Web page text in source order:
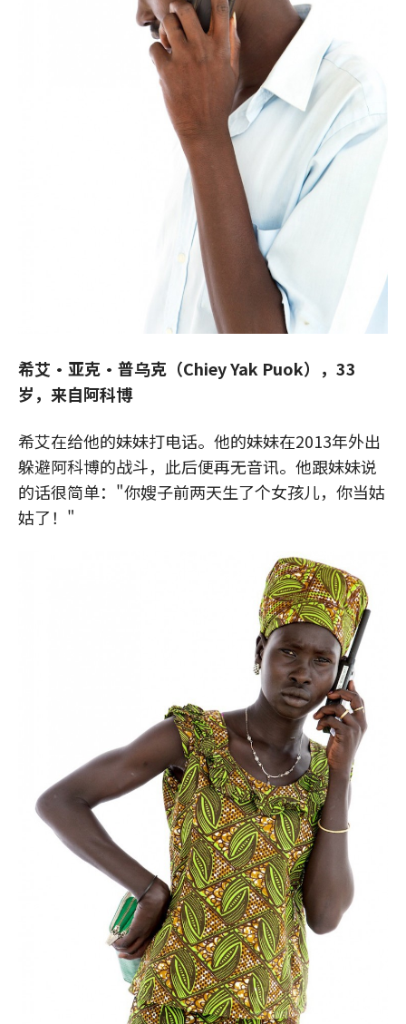
希艾·亚克·普乌克（Chiey Yak Puok），33
岁，来自阿科博
希艾在给他的妹妹打电话。他的妹妹在2013年外出
躲避阿科博的战斗，此后便再无音讯。他跟妹妹说
的话很简单："你嫂子前两天生了个女孩儿，你当姑
姑了！"